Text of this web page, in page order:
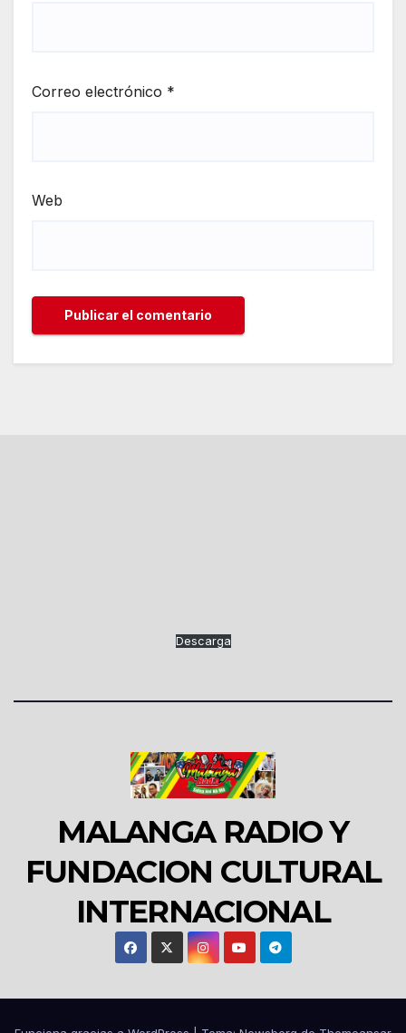
Correo electrónico *
Web
Descarga
MALANGA RADIO Y
FUNDACION CULTURAL
INTERNACIONAL